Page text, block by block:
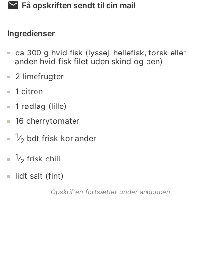
Få opskriften sendt til din mail
Ingredienser
ca 300 g hvid fisk (lyssej, hellefisk, torsk eller
anden hvid fisk filet uden skind og ben)
2 limefrugter
1 citron
1 rødløg (lille)
16 cherrytomater
1⁄2 bdt frisk koriander
1⁄2 frisk chili
lidt salt (fint)
Opskriften fortsætter under annoncen